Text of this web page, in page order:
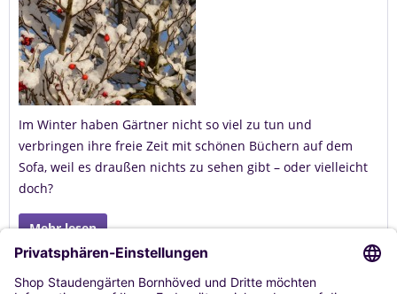
Im Winter haben Gärtner nicht so viel zu tun und
verbringen ihre freie Zeit mit schönen Büchern auf dem
Sofa, weil es draußen nichts zu sehen gibt – oder vielleicht
doch?
Mehr lesen
Tags: Saatgut,Beschneiden,Vermehren